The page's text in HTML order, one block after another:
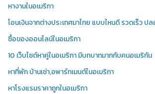
หางานในอเมริกา
โอนเงินจากต่างประเทศมาไทย แบบไหนดี รวดเร็ว
ซื้อของออนไลน์ในอเมริกา
10 เว็บไซต์หาคู่ในอเมริกา มีบทบาทมากกับคนอเมริกัน
หาที่พัก บ้านเช่า,อพาร์ทเมนต์ในอเมริกา
หาโรงแรมราคาถูกในอเมริกา